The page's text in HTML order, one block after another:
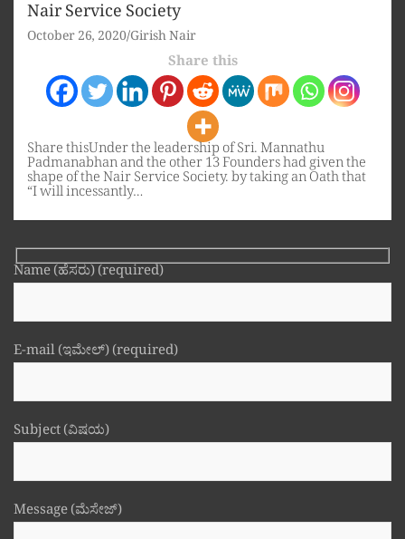
Nair Service Society
October 26, 2020 Girish Nair
Share this
Share thisUnder the leadership of Sri. Mannathu
Padmanabhan and the other 13 Founders had given the
shape of the Nair Service Society. by taking an Oath that
“I will incessantly…
Name (ಹೆಸರು) (required)
E-mail (ಇಮೇಲ್) (required)
Subject (ವಿಷಯ)
Message (ಮೆಸೇಜ್)